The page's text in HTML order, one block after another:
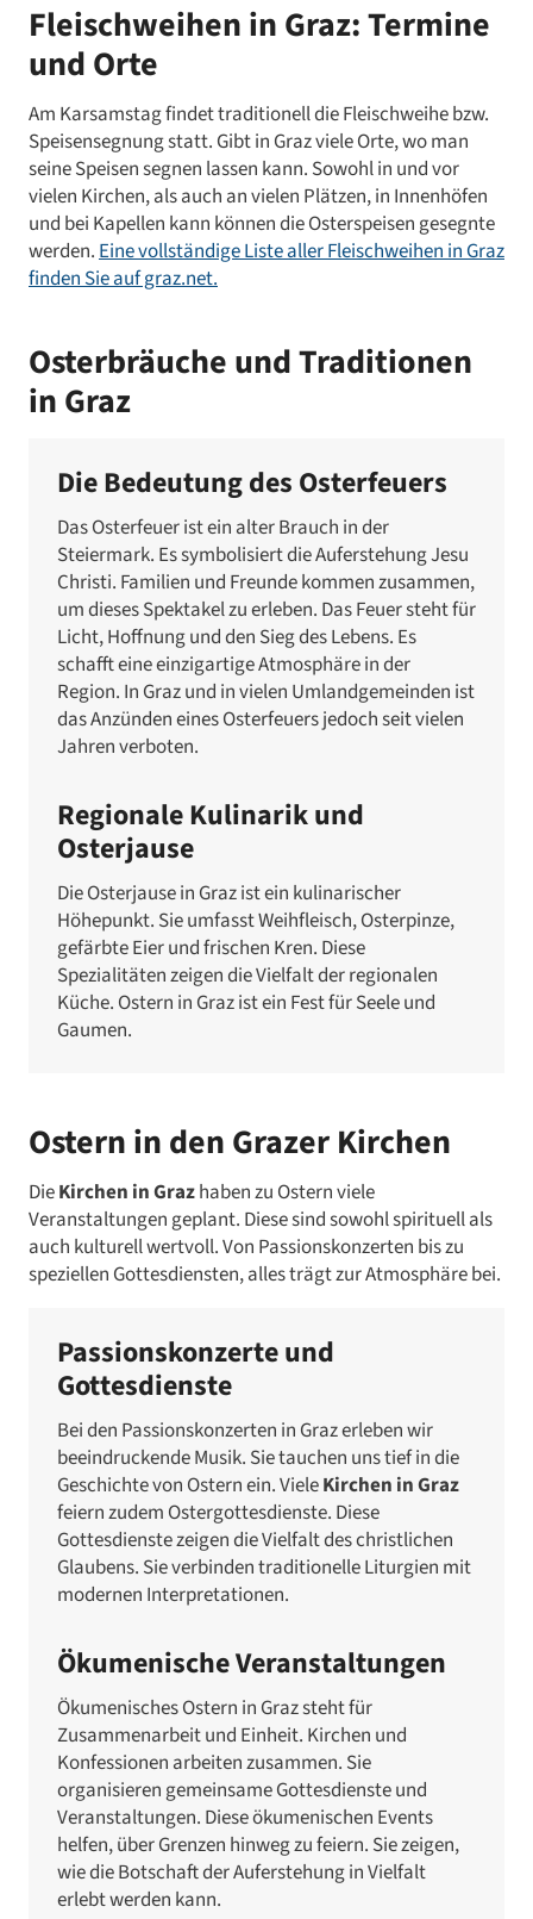
Fleischweihen in Graz: Termine
und Orte
Am Karsamstag findet traditionell die Fleischweihe bzw.
Speisensegnung statt. Gibt in Graz viele Orte, wo man
seine Speisen segnen lassen kann. Sowohl in und vor
vielen Kirchen, als auch an vielen Plätzen, in Innenhöfen
und bei Kapellen kann können die Osterspeisen gesegnte
werden.Eine vollständige Liste aller Fleischweihen in Graz
finden Sie auf graz.net.
Osterbräuche und Traditionen
in Graz
Die Bedeutung des Osterfeuers
Das Osterfeuer ist ein alter Brauch in der
Steiermark. Es symbolisiert die Auferstehung Jesu
Christi. Familien und Freunde kommen zusammen,
um dieses Spektakel zu erleben. Das Feuer steht für
Licht, Hoffnung und den Sieg des Lebens. Es
schafft eine einzigartige Atmosphäre in der
Region. In Graz und in vielen Umlandgemeinden ist
das Anzünden eines Osterfeuers jedoch seit vielen
Jahren verboten.
Regionale Kulinarik und
Osterjause
Die Osterjause in Graz ist ein kulinarischer
Höhepunkt. Sie umfasst Weihfleisch, Osterpinze,
gefärbte Eier und frischen Kren. Diese
Spezialitäten zeigen die Vielfalt der regionalen
Küche. Ostern in Graz ist ein Fest für Seele und
Gaumen.
Ostern in den Grazer Kirchen
DieKirchen in Grazhaben zu Ostern viele
Veranstaltungen geplant. Diese sind sowohl spirituell als
auch kulturell wertvoll. Von Passionskonzerten bis zu
speziellen Gottesdiensten, alles trägt zur Atmosphäre bei.
Passionskonzerte und
Gottesdienste
Bei den Passionskonzerten in Graz erleben wir
beeindruckende Musik. Sie tauchen uns tief in die
Geschichte von Ostern ein. VieleKirchen in Graz
feiern zudem Ostergottesdienste. Diese
Gottesdienste zeigen die Vielfalt des christlichen
Glaubens. Sie verbinden traditionelle Liturgien mit
modernen Interpretationen.
Ökumenische Veranstaltungen
Ökumenisches Ostern in Graz steht für
Zusammenarbeit und Einheit. Kirchen und
Konfessionen arbeiten zusammen. Sie
organisieren gemeinsame Gottesdienste und
Veranstaltungen. Diese ökumenischen Events
helfen, über Grenzen hinweg zu feiern. Sie zeigen,
wie die Botschaft der Auferstehung in Vielfalt
erlebt werden kann.